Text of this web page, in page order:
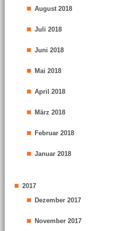
August 2018
Juli 2018
Juni 2018
Mai 2018
April 2018
März 2018
Februar 2018
Januar 2018
2017
Dezember 2017
November 2017